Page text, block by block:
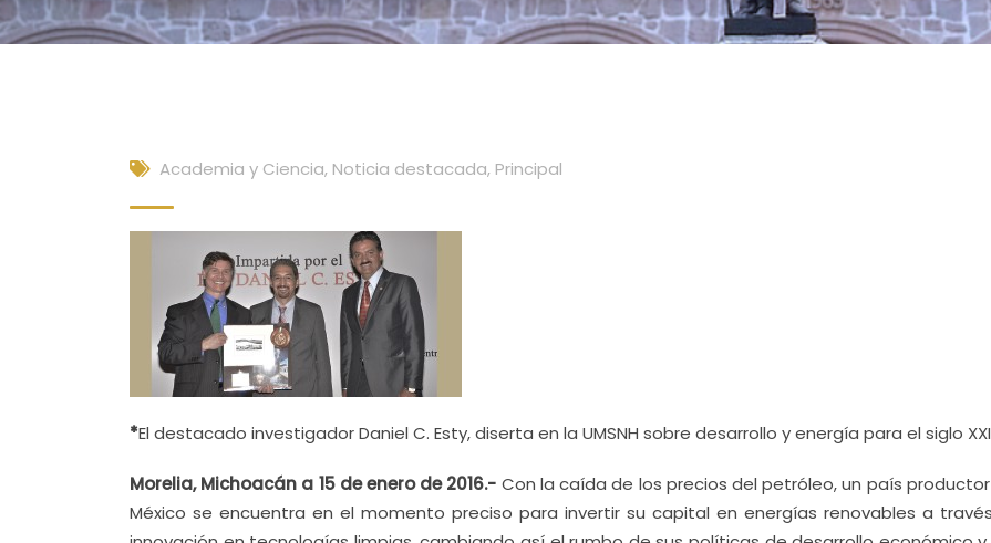
Academia y Ciencia, Noticia destacada, Principal
*El destacado investigador Daniel C. Esty, diserta en la UMSNH sobre desarrollo y energía para el siglo
Morelia, Michoacán a 15 de enero de 2016.- Con la caída de los precios del petróleo, un país
México se encuentra en el momento preciso para invertir su capital en energías renovables a